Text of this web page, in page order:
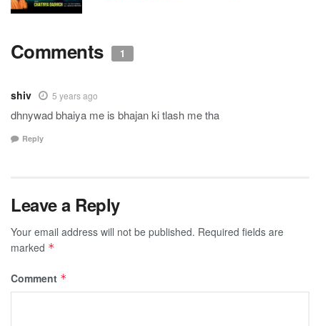
Comments 1
shiv 5 years ago
dhnywad bhaiya me is bhajan ki tlash me tha
Reply
Leave a Reply
Your email address will not be published. Required fields are
marked *
Comment *